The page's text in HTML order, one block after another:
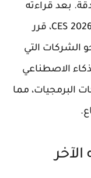
بعد قراءته
CES، قرر
الشركات التي
الاصطناعي
البرمجيات، مما